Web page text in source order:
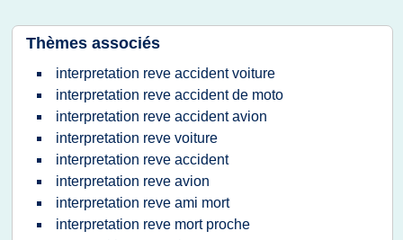
Thèmes associés
interpretation reve accident voiture
interpretation reve accident de moto
interpretation reve accident avion
interpretation reve voiture
interpretation reve accident
interpretation reve avion
interpretation reve ami mort
interpretation reve mort proche